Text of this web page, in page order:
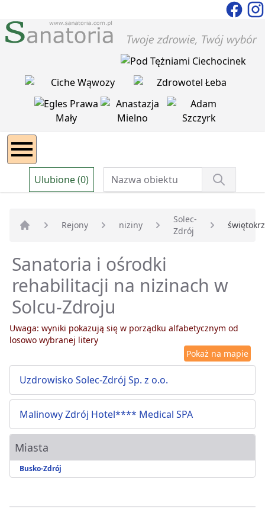
Ulubione (0)
Rejony niziny
Solec-
Zdrój
Sanatoria i ośrodki
rehabilitacji na nizinach w
Solcu-Zdroju
Uwaga: wyniki pokazują się w porządku alfabetycznym od
losowo wybranej litery
Pokaż na mapie
Uzdrowisko Solec-Zdrój Sp. z o.o.
Malinowy Zdrój Hotel**** Medical SPA
Miasta
Busko-Zdrój